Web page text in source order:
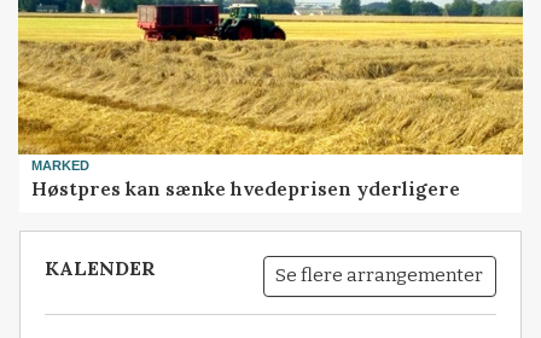
MARKED
Høstpres kan sænke hvedeprisen yderligere
KALENDER Se flere arrangementer